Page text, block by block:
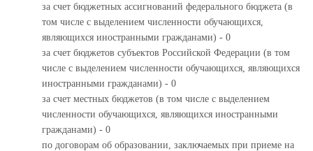
за счет бюджетных ассигнований федерального бюджета (в
том числе с выделением численности обучающихся,
являющихся иностранными гражданами) - 0
за счет бюджетов субъектов Российской Федерации (в том
числе с выделением численности обучающихся, являющихся
иностранными гражданами) - 0
за счет местных бюджетов (в том числе с выделением
численности обучающихся, являющихся иностранными
гражданами) - 0
по договорам об образовании, заключаемых при приеме на